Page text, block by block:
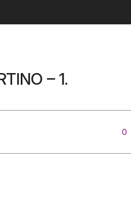
– 1.
0